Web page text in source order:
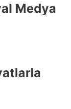
Medya